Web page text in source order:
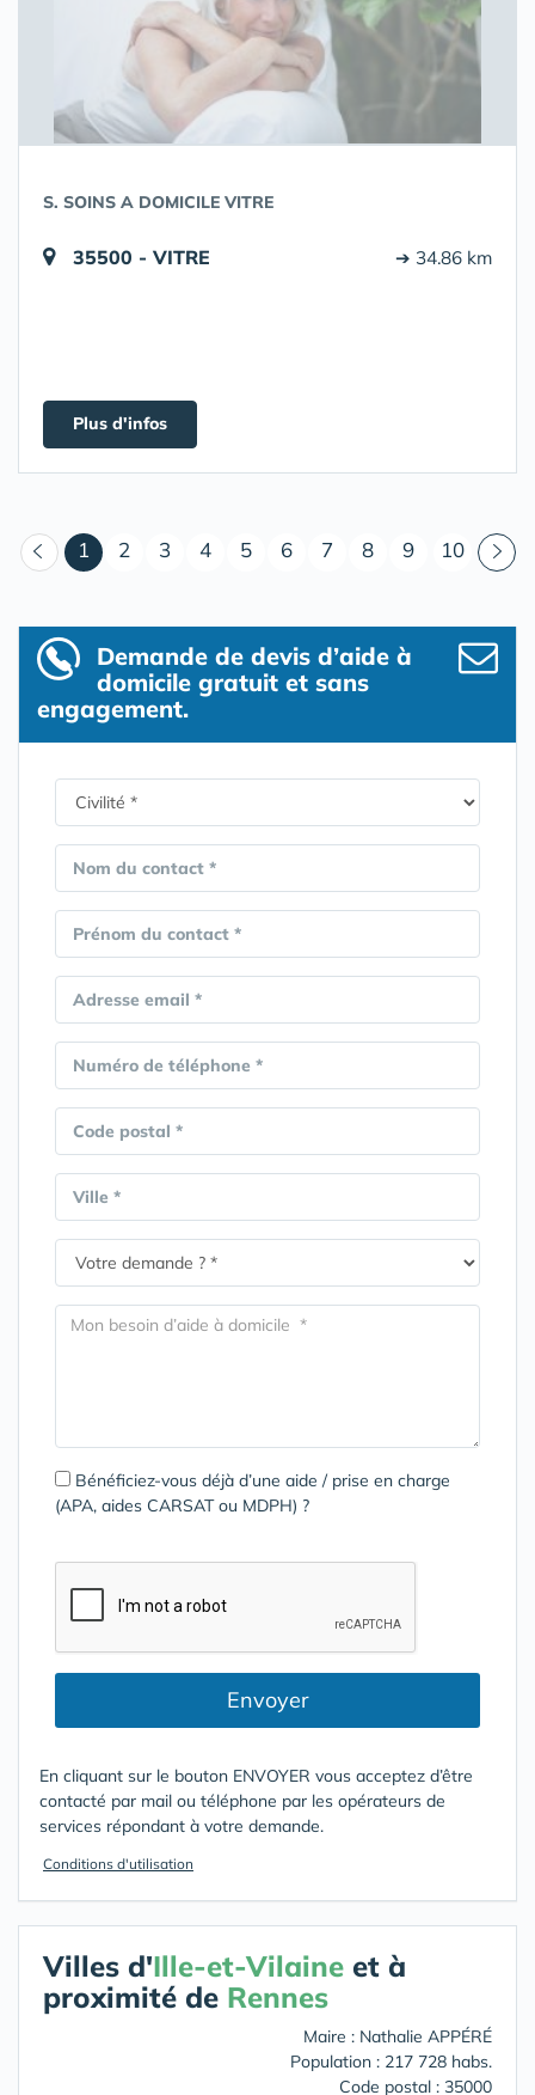
S. SOINS A DOMICILE VITRE
35500 - VITRE ➔ 34.86 km
Plus d'infos
1 (courant)
2 3 4 5 6 7 8 9 10
Demande de devis d’aide à
domicile gratuit et sans
engagement.
Nom du contact *
Prénom du contact *
Adresse email *
Numéro de téléphone *
Code postal *
Ville *
Bénéficiez-vous déjà d’une aide / prise en charge
(APA, aides CARSAT ou MDPH) ?
Envoyer
En cliquant sur le bouton ENVOYER vous acceptez d’être
contacté par mail ou téléphone par les opérateurs de
services répondant à votre demande.
Conditions d'utilisation
Villes d'Ille-et-Vilaine et à
proximité de Rennes
Maire : Nathalie APPÉRÉ
Population : 217 728 habs.
Code postal : 35000